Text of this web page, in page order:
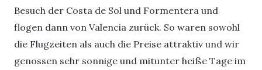
Besuch der Costa de Sol und Formentera und
flogen dann von Valencia zurück. So waren sowohl
die Flugzeiten als auch die Preise attraktiv und wir
genossen sehr sonnige und mitunter heiße Tage im